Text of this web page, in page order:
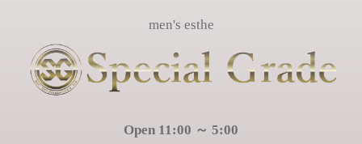
men's esthe
Open 11:00 ～ 5:00